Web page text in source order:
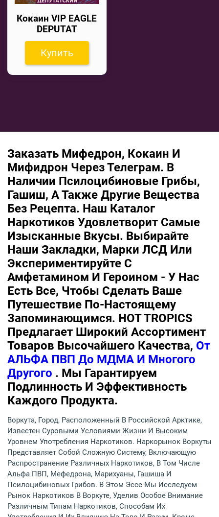
Кокаин VIP EAGLE
DEPUTAT
Купить
Заказать Мифедрон, Кокаин И
Мифидрон Через Телеграм. В
Наличии Псилоцибиновые Грибы,
Гашиш, А Также Другие Вещества
Без Рецепта. Наш Каталог
Наркотиков Удовлетворит Самые
Изысканные Вкусы. Выбирайте
Наши Закладки, Марки ЛСД Или
Экспериментируйте С
Амфетамином И Героином - У Нас
Есть Все, Чтобы Сделать Ваше
Путешествие По-Настоящему
Запоминающимся. HOT TROPICS
Предлагает Широкий Ассортимент
Товаров Высочайшего Качества, От
АЛЬФА ПВП До МДМА И Многого
Другого . Мы Гарантируем
Подлинность И Эффективность
Каждого Продукта.
Воркута, Город, Расположенный В Российской Арктике,
Известен Суровыми Условиями Жизни И Высоким
Уровнем Употребления Наркотиков. Наркорынок Воркуты
Представляет Собой Сложную Систему, Включающую
Распространение Различных Наркотиков, В Том Числе
Альфа ПВП, Мефедрона, Марихуаны, Гашиша И
Псилоцибиновых Грибов. В Этом Эссе Мы Исследуем
Рынок Наркотиков В Воркуте, Уделив Особое Внимание
Различным Типам Наркотиков, Способам Их